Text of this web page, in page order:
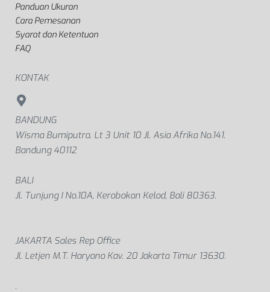
Panduan Ukuran
Cara Pemesanan
Syarat dan Ketentuan
FAQ
KONTAK
BANDUNG
Wisma Bumiputra. Lt 3 Unit 10 Jl. Asia Afrika No.141.
Bandung 40112
BALI
Jl. Tunjung I No.10A, Kerobokan Kelod, Bali 80363.
JAKARTA Sales Rep Office
Jl. Letjen M.T. Haryono Kav. 20 Jakarta Timur 13630.
.